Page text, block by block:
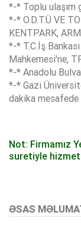
*-* Toplu ulaşım
*-* O.D.T.Ü VE
KENTPARK,
*-* T.C.İş
Mahkemesi'ne,
*-* Anadolu
*-* Gazi
dakika mesafede
Not: Firmamız
suretiyle
ƏSAS